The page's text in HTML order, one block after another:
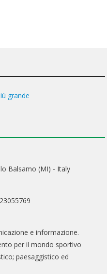
Balsamo (MI) - Italy
e informazione.
per il mondo sportivo
paesaggistico ed